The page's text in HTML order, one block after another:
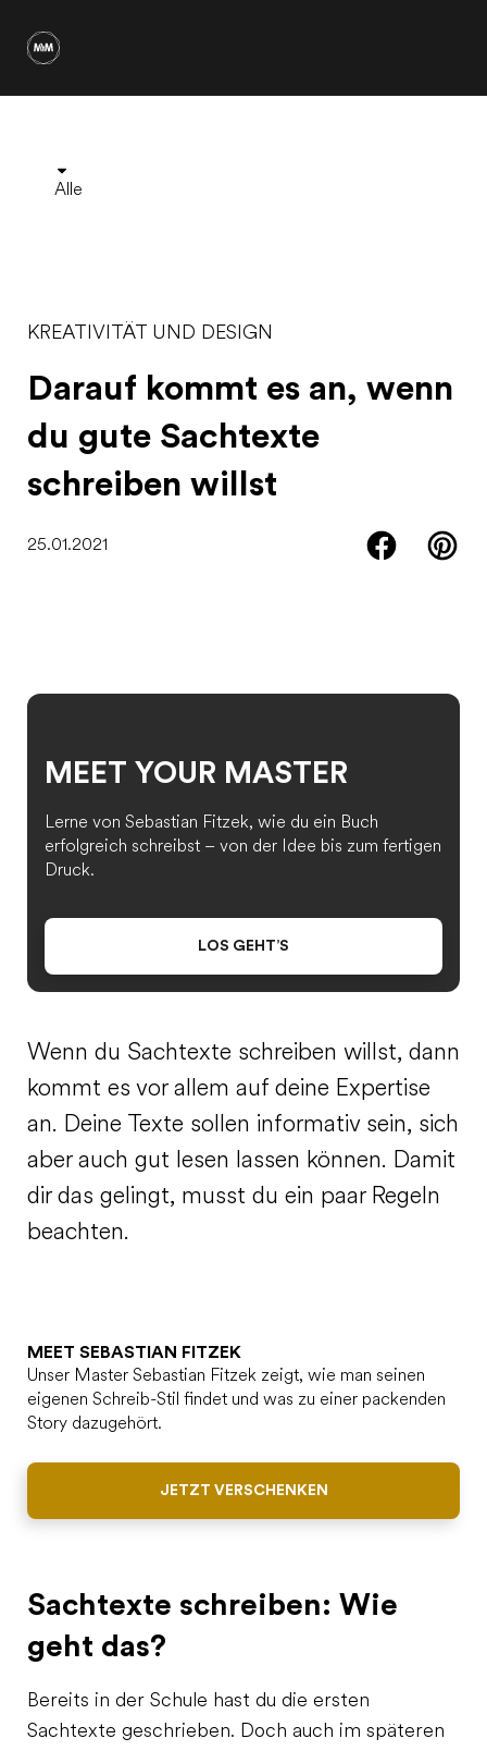
Alle
KREATIVITÄT UND DESIGN
Darauf kommt es an, wenn
du gute Sachtexte
schreiben willst
25.01.2021
MEET YOUR MASTER
Lerne von Sebastian Fitzek, wie du ein Buch
erfolgreich schreibst – von der Idee bis zum fertigen
Druck.
LOS GEHT’S
Wenn du Sachtexte schreiben willst, dann
kommt es vor allem auf deine Expertise
an. Deine Texte sollen informativ sein, sich
aber auch gut lesen lassen können. Damit
dir das gelingt, musst du ein paar Regeln
beachten.
MEET SEBASTIAN FITZEK
Unser Master Sebastian Fitzek zeigt, wie man seinen
eigenen Schreib-Stil findet und was zu einer packenden
Story dazugehört.
JETZT VERSCHENKEN
Sachtexte schreiben: Wie
geht das?
Bereits in der Schule hast du die ersten
Sachtexte geschrieben. Doch auch im späteren